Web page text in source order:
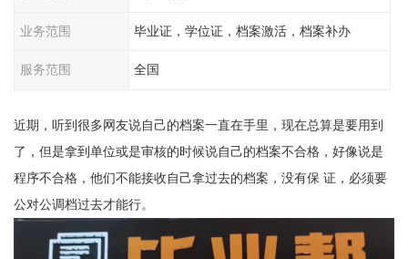
业务范围 毕业证，学位证，档案激活，档案补办
服务范围 全国
近期，听到很多网友说自己的档案一直在手里，现在总算是要用到
了，但是拿到单位或是审核的时候说自己的档案不合格，好像说是
程序不合格，他们不能接收自己拿过去的档案，没有保 证，必须要
公对公调档过去才能行。